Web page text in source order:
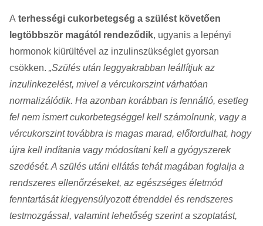
A terhességi cukorbetegség a szülést követően
legtöbbször magától rendeződik, ugyanis a lepényi
hormonok kiürültével az inzulinszükséglet gyorsan
csökken. „Szülés után leggyakrabban leállítjuk az
inzulinkezelést, mivel a vércukorszint várhatóan
normalizálódik. Ha azonban korábban is fennálló, esetleg
fel nem ismert cukorbetegséggel kell számolnunk, vagy a
vércukorszint továbbra is magas marad, előfordulhat, hogy
újra kell indítania vagy módosítani kell a gyógyszerek
szedését. A szülés utáni ellátás tehát magában foglalja a
rendszeres ellenőrzéseket, az egészséges életmód
fenntartását kiegyensúlyozott étrenddel és rendszeres
testmozgással, valamint lehetőség szerint a szoptatást,